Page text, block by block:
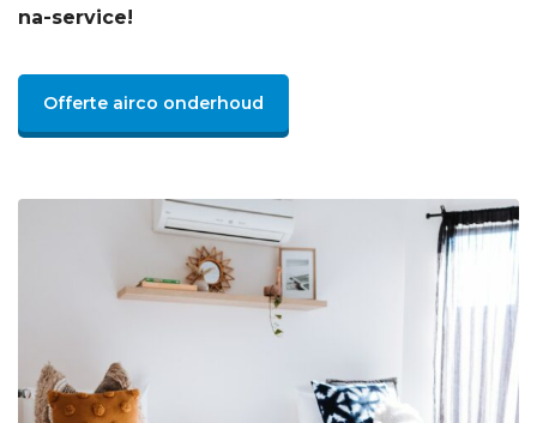
na-service!
Offerte airco onderhoud